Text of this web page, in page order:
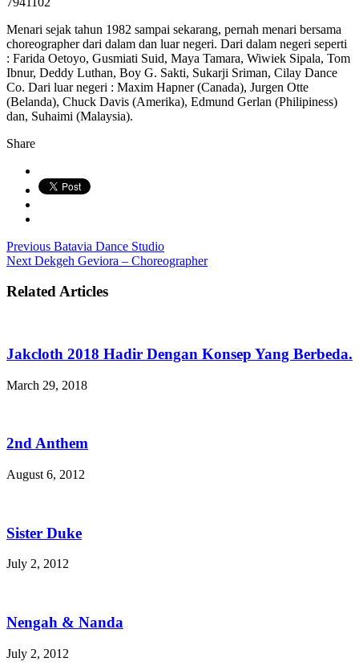
Menari sejak tahun 1982 sampai sekarang, pernah menari bersama
choreographer dari dalam dan luar negeri. Dari dalam negeri seperti
: Farida Oetoyo, Gusmiati Suid, Maya Tamara, Wiwiek Sipala, Tom
Ibnur, Deddy Luthan, Boy G. Sakti, Sukarji Sriman, Cilay Dance
Co. Dari luar negeri : Maxim Hapner (Canada), Jurgen Otte
(Belanda), Chuck Davis (Amerika), Edmund Gerlan (Philipiness)
dan, Suhaimi (Malaysia).
Share
Previous Batavia Dance Studio
Next Dekgeh Geviora – Choreographer
Related Articles
Jakcloth 2018 Hadir Dengan Konsep Yang Berbeda.
March 29, 2018
2nd Anthem
August 6, 2012
Sister Duke
July 2, 2012
Nengah & Nanda
July 2, 2012